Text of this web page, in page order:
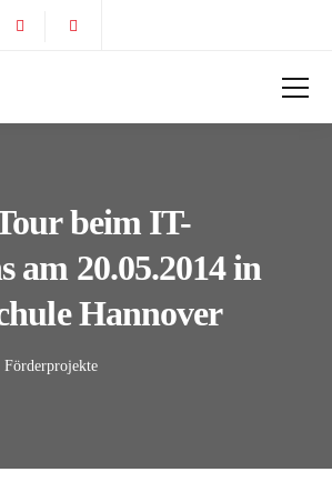
beim IT-
am 20.05.2014 in
Hannover
Förderprojekte